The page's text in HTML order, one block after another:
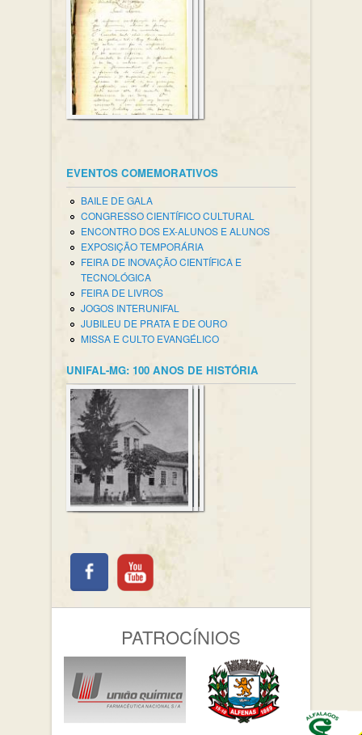
EVENTOS COMEMORATIVOS
BAILE DE GALA
CONGRESSO CIENTÍFICO CULTURAL
ENCONTRO DOS EX-ALUNOS E ALUNOS
EXPOSIÇÃO TEMPORÁRIA
FEIRA DE INOVAÇÃO CIENTÍFICA E
TECNOLÓGICA
FEIRA DE LIVROS
JOGOS INTERUNIFAL
JUBILEU DE PRATA E DE OURO
MISSA E CULTO EVANGÉLICO
UNIFAL-MG: 100 ANOS DE HISTÓRIA
PATROCÍNIOS